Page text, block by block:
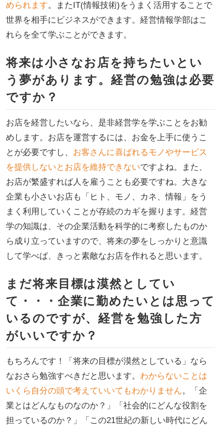
められます。またIT(情報技術)をうまく活用することで
世界を相手にビジネスができます。経営情報学部はこ
れらを全て学ぶことができます。
将来は小さなお店を持ちたいとい
う夢があります。経営の勉強は必要
ですか？
お店を経営したいなら、是非経営学を学ぶことをお勧
めします。お店を運営するには、お金を上手に使うこ
とが必要ですし、 お客さんに喜ばれるモノやサービス
を提供しないとお店を維持できないですよね。また、
お店が繁盛すれば人を雇うことも必要ですね。大きな
企業も小さいお店も「ヒト、モノ、カネ、情報」をう
まく利用していくことが存続のカギを握ります。経営
学の知識は、その企業活動を科学的に考察したものか
ら成り立っていますので、将来の夢をしっかりと意識
して学べば、きっと素敵なお店を作れると思います。
まだ将来目標は漠然としてい
て・・・企業に勤めたいとは思って
いるのですが、経営を勉強した方
がいいですか？
もちろんです！「将来の目標が漠然としている」なら
なおさら勉強すべきだと思います。 わからないことは
いくら自分の頭で考えていいてもわかりません。「企
業とはどんなものなのか？」「社会的にどんな役割を
担っているのか？」「この21世紀の新しい時代にどん